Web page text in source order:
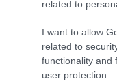
related to
I want to allow
related to
functionality and
user protection.